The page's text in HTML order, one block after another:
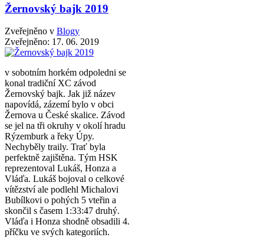
Žernovský bajk 2019
Zveřejněno v Blogy
Zveřejněno: 17. 06. 2019
v sobotním horkém odpoledni se
konal tradiční XC závod
Žernovský bajk. Jak již název
napovídá, zázemí bylo v obci
Žernova u České skalice. Závod
se jel na tři okruhy v okolí hradu
Rýzemburk a řeky Úpy.
Nechyběly traily. Trať byla
perfektně zajištěna. Tým HSK
reprezentoval Lukáš, Honza a
Vláďa. Lukáš bojoval o celkové
vítězství ale podlehl Michalovi
Bubílkovi o pohých 5 vteřin a
skončil s časem 1:33:47 druhý.
Vláďa i Honza shodně obsadili 4.
příčku ve svých kategoriích.